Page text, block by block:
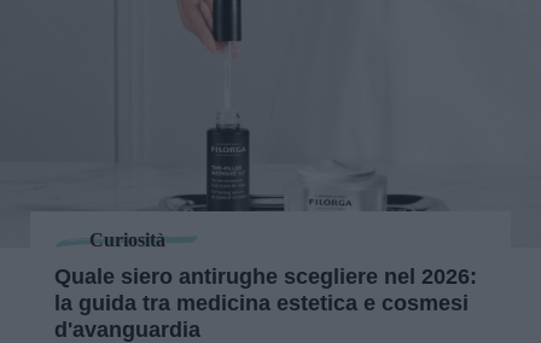
Curiosità
Quale siero antirughe scegliere nel 2026:
la guida tra medicina estetica e cosmesi
d'avanguardia